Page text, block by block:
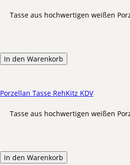
Tasse aus hochwertigen weißen
In den Warenkorb
Porzellan Tasse RehKitz KDV
Tasse aus hochwertigen weißen
In den Warenkorb